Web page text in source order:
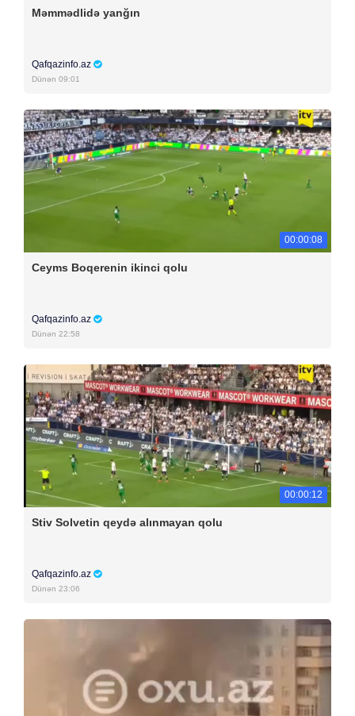
Məmmədlidə yanğın
Qafqazinfo.az
Dünən 09:01
00:00:08
Ceyms Boqerenin ikinci qolu
Qafqazinfo.az
Dünən 22:58
00:00:12
Stiv Solvetin qeydə alınmayan qolu
Qafqazinfo.az
Dünən 23:06